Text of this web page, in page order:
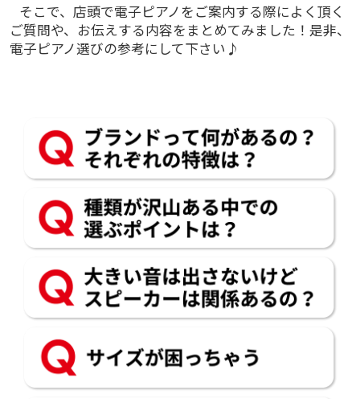
そこで、店頭で電子ピアノをご案内する際によく頂く
ご質問や、お伝えする内容をまとめてみました！是非、
電子ピアノ選びの参考にして下さい♪